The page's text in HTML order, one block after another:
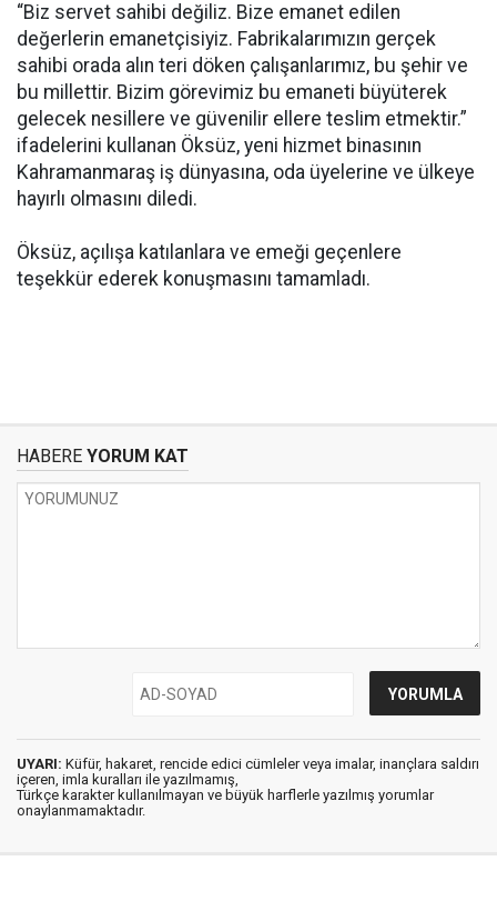
“Biz servet sahibi değiliz. Bize emanet edilen
değerlerin emanetçisiyiz. Fabrikalarımızın gerçek
sahibi orada alın teri döken çalışanlarımız, bu şehir ve
bu millettir. Bizim görevimiz bu emaneti büyüterek
gelecek nesillere ve güvenilir ellere teslim etmektir.”
ifadelerini kullanan Öksüz, yeni hizmet binasının
Kahramanmaraş iş dünyasına, oda üyelerine ve ülkeye
hayırlı olmasını diledi.
Öksüz, açılışa katılanlara ve emeği geçenlere
teşekkür ederek konuşmasını tamamladı.
HABERE YORUM KAT
UYARI: Küfür, hakaret, rencide edici cümleler veya imalar, inançlara saldırı
içeren, imla kuralları ile yazılmamış,
Türkçe karakter kullanılmayan ve büyük harflerle yazılmış yorumlar
onaylanmamaktadır.